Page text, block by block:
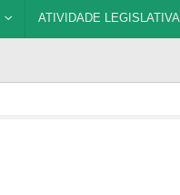
ATIVIDADE LEGISLATIVA